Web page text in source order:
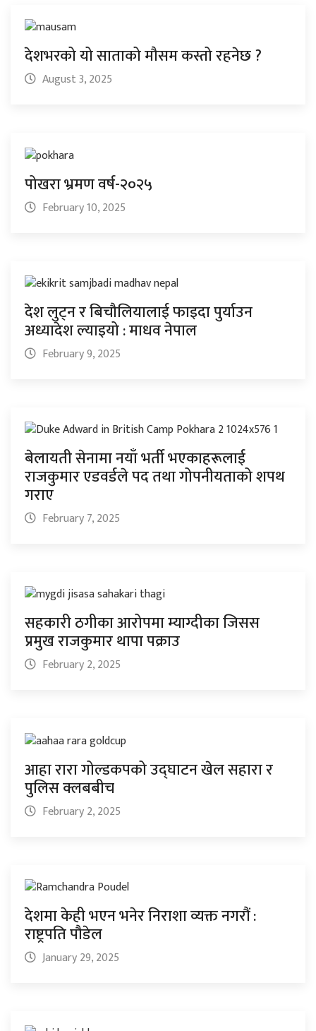
देशभरको यो साताको मौसम कस्तो रहनेछ ?
August 3, 2025
पोखरा भ्रमण वर्ष-२०२५
February 10, 2025
देश लुट्न र बिचौलियालाई फाइदा पुर्याउन
अध्यादेश ल्याइयो : माधव नेपाल
February 9, 2025
बेलायती सेनामा नयाँ भर्ती भएकाहरूलाई
राजकुमार एडवर्डले पद तथा गोपनीयताको शपथ
गराए
February 7, 2025
सहकारी ठगीका आरोपमा म्याग्दीका जिसस
प्रमुख राजकुमार थापा पक्राउ
February 2, 2025
आहा रारा गोल्डकपको उद्घाटन खेल सहारा र
पुलिस क्लबबीच
February 2, 2025
देशमा केही भएन भनेर निराशा व्यक्त नगरौं :
राष्ट्रपति पौडेल
January 29, 2025